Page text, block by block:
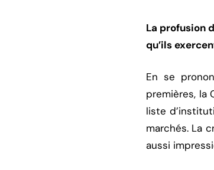
La profusion
qu’ils
En se
premières, la
liste
marchés. La
aussi